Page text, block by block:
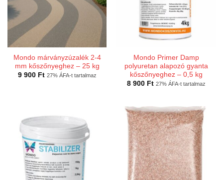
Mondo márványzúzalék 2-4
mm kőszőnyeghez – 25 kg
9 900 Ft 27% ÁFA-t tartalmaz
Mondo Primer Damp
polyuretan alapozó gyanta
kőszőnyeghez – 0,5 kg
8 900 Ft 27% ÁFA-t tartalmaz